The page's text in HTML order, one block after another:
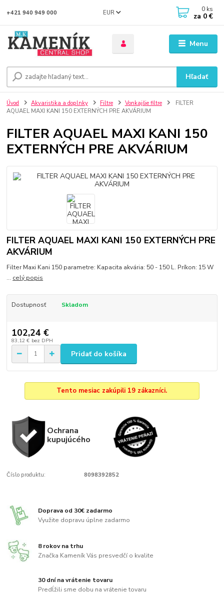
Menu
EUR
Hľadať
+421 940 949 000 0 ks
za 0 €
Úvod Akvaristika a doplnky Filtre Vonkajšie filtre
FILTER
AQUAEL MAXI KANI 150 EXTERNÝCH PRE AKVÁRIUM
FILTER AQUAEL MAXI KANI 150
EXTERNÝCH PRE AKVÁRIUM
FILTER AQUAEL MAXI KANI 150 EXTERNÝCH PRE
AKVÁRIUM
Filter Maxi Kani 150 parametre: Kapacita akvária: 50 - 150 L. Príkon: 15 W
... celý popis
Dostupnosť Skladom
102,24 €
83,12 € bez DPH
Pridať do košíka
Tento mesiac zakúpili 19 zákazníci.
Ochrana
kupujúcého
Číslo produktu: 8098392852
Doprava od 30€ zadarmo
Využite dopravu úplne zadarmo
8 rokov na trhu
Značka Kameník Vás presvedčí o kvalite
30 dní na vrátenie tovaru
Predĺžili sme dobu na vrátenie tovaru